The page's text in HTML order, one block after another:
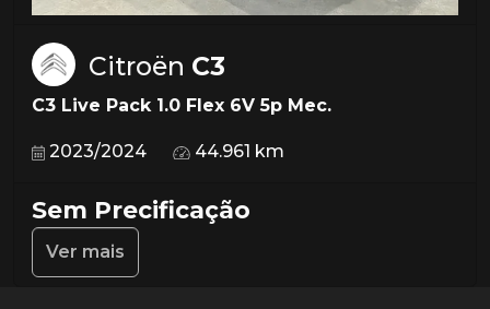
Citroën C3
C3 Live Pack 1.0 Flex 6V 5p Mec.
2023/2024 44.961 km
Sem Precificação
Ver mais